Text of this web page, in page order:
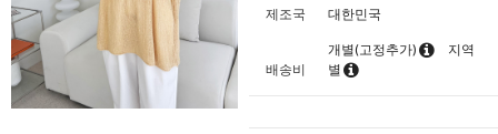
제조국 대한민국
배송비
개별(고정추가)
지역
별